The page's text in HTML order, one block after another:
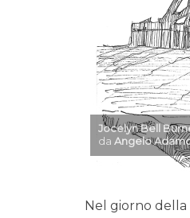
Jocelyn Bell
daAngelo
Nel giorno della